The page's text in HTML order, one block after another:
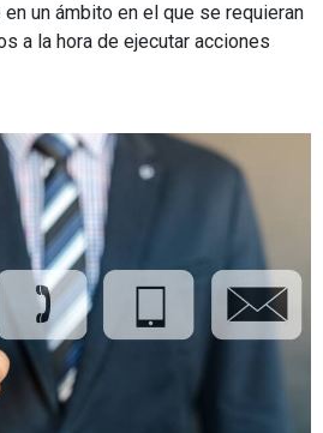
un ámbito en el que se requieran
a la hora de ejecutar acciones